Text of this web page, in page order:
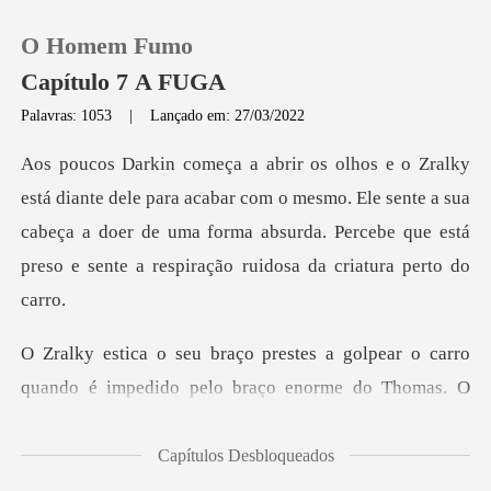
0
Loja
Sair
O Homem Fumo
Capítulo 7 A FUGA
Palavras: 1053 |Lançado em: 27/03/2022
acabar com o mesmo. Ele sente a sua
cabeça a doer de uma forma absurda. Per
lpear o carro
quando é impedido pelo bra
Capítulos Desbloqueados